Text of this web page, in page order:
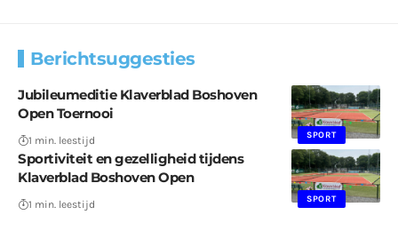
Berichtsuggesties
SPORT
Jubileumeditie Klaverblad Boshoven
Open Toernooi
1 min. leestijd
SPORT
Sportiviteit en gezelligheid tijdens
Klaverblad Boshoven Open
1 min. leestijd